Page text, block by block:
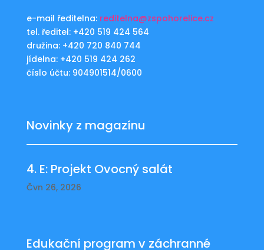
e-mail ředitelna: reditelna@zspohorelice.cz
tel. ředitel: +420 519 424 564
družina: +420 720 840 744
jídelna: +420 519 424 262
číslo účtu: 904901514/0600
Novinky z magazínu
4. E: Projekt Ovocný salát
Čvn 26, 2026
Edukační program v záchranné